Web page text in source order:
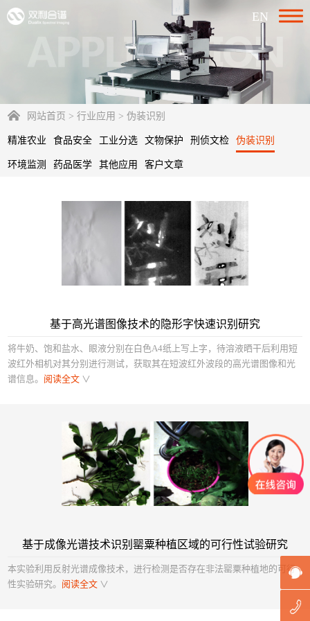
EN
网站首页 >行业应用 >伪装识别
精准农业 食品安全 工业分选 文物保护 刑侦文检 伪装识别
环境监测 药品医学 其他应用 客户文章
基于高光谱图像技术的隐形字快速识别研究
将牛奶、饱和盐水、眼液分别在白色A4纸上写上字，待溶液晒干后利用短
波红外相机对其分别进行测试，获取其在短波红外波段的高光谱图像和光
谱信息。 阅读全文 ∨
基于成像光谱技术识别罂粟种植区域的可行性试验研究
本实验利用反射光谱成像技术，进行检测是否存在非法罂粟种植地的可行
性实验研究。 阅读全文 ∨